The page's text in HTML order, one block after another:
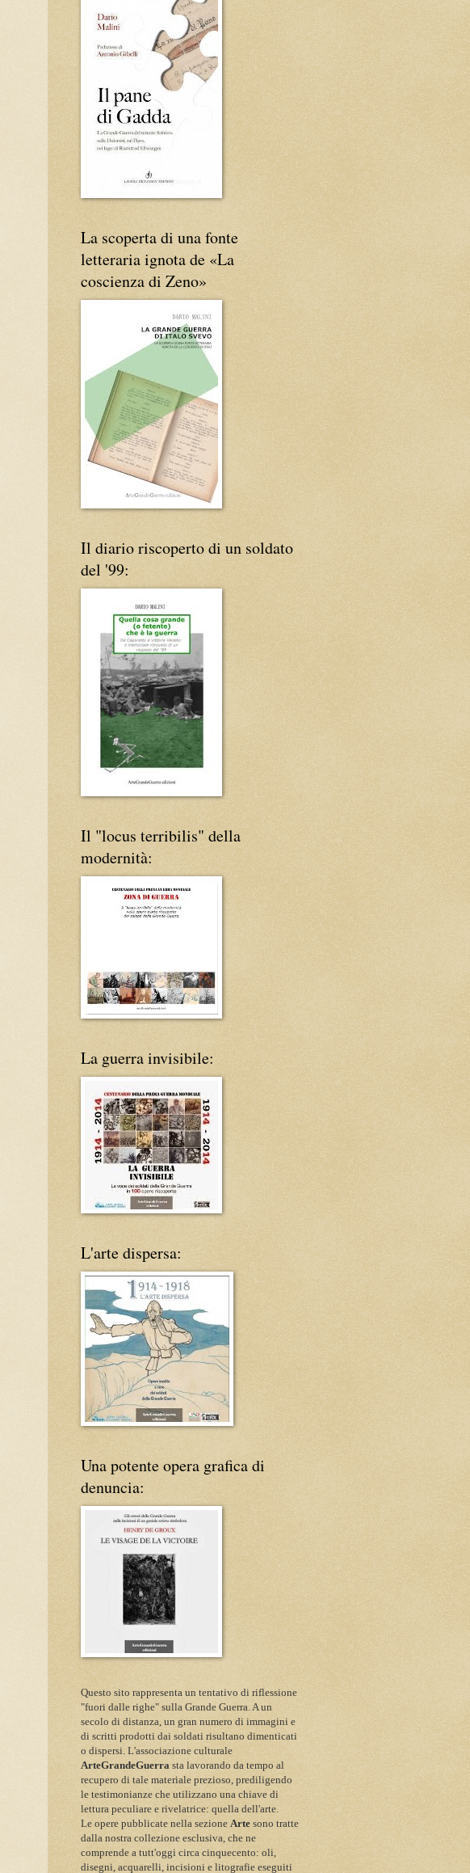
La scoperta di una fonte
letteraria ignota de «La
coscienza di Zeno»
Il diario riscoperto di un soldato
del '99:
Il "locus terribilis" della
modernità:
La guerra invisibile:
L'arte dispersa:
Una potente opera grafica di
denuncia:
Questo sito rappresenta un tentativo di riflessione
"fuori dalle righe" sulla Grande Guerra. A un
secolo di distanza, un gran numero di immagini e
di scritti prodotti dai soldati risultano dimenticati
o dispersi. L'associazione culturale
ArteGrandeGuerra sta lavorando da tempo al
recupero di tale materiale prezioso, prediligendo
le testimonianze che utilizzano una chiave di
lettura peculiare e rivelatrice: quella dell'arte.
Le opere pubblicate nella sezione Arte sono tratte
dalla nostra collezione esclusiva, che ne
comprende a tutt'oggi circa cinquecento: oli,
disegni, acquarelli, incisioni e litografie eseguiti